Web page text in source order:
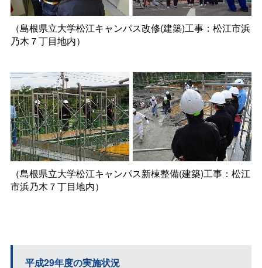
（島根県立大学松江キャンパス改修(建築)工事：松江市浜
乃木７丁目地内）
（島根県立大学松江キャンパス新棟整備(建築)工事：松江
市浜乃木７丁目地内）
平成29年度の実施状況